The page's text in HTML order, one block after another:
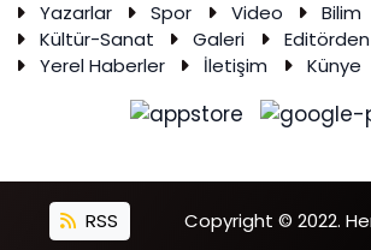
Yazarlar Spor Video
Bilim
Kültür-Sanat
Galeri
Editörden
Yerel Haberler
İletişim Künye
RSS Copyright © 2022. Her